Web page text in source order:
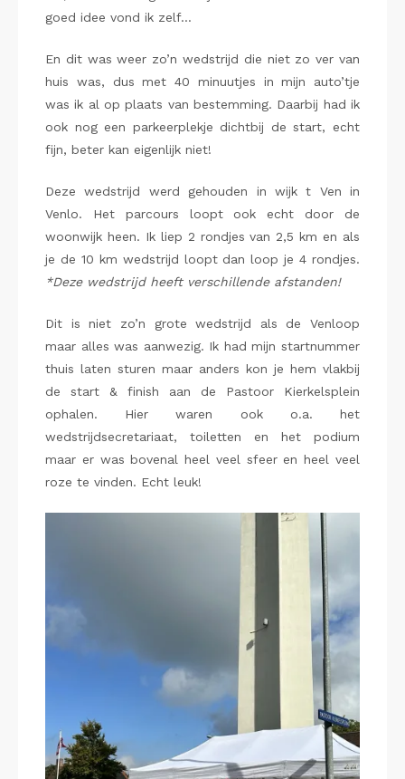
goed idee vond ik zelf…
En dit was weer zo’n wedstrijd die niet zo ver van
huis was, dus met 40 minuutjes in mijn auto’tje
was ik al op plaats van bestemming. Daarbij had ik
ook nog een parkeerplekje dichtbij de start, echt
fijn, beter kan eigenlijk niet!
Deze wedstrijd werd gehouden in wijk t Ven in
Venlo. Het parcours loopt ook echt door de
woonwijk heen. Ik liep 2 rondjes van 2,5 km en als
je de 10 km wedstrijd loopt dan loop je 4 rondjes.
*Deze wedstrijd heeft verschillende afstanden!
Dit is niet zo’n grote wedstrijd als de Venloop
maar alles was aanwezig. Ik had mijn startnummer
thuis laten sturen maar anders kon je hem vlakbij
de start & finish aan de Pastoor Kierkelsplein
ophalen. Hier waren ook o.a. het
wedstrijdsecretariaat, toiletten en het podium
maar er was bovenal heel veel sfeer en heel veel
roze te vinden. Echt leuk!